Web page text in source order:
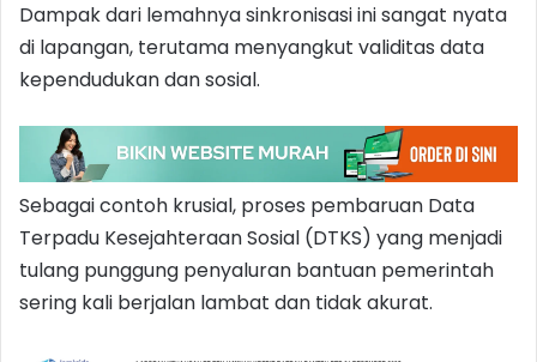
Dampak dari lemahnya sinkronisasi ini sangat nyata
di lapangan, terutama menyangkut validitas data
kependudukan dan sosial.
Sebagai contoh krusial, proses pembaruan Data
Terpadu Kesejahteraan Sosial (DTKS) yang menjadi
tulang punggung penyaluran bantuan pemerintah
sering kali berjalan lambat dan tidak akurat.